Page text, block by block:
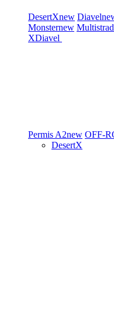
DesertXnew Diavel
Monsternew
XDiavel
Permis A2new OFF-
DesertX